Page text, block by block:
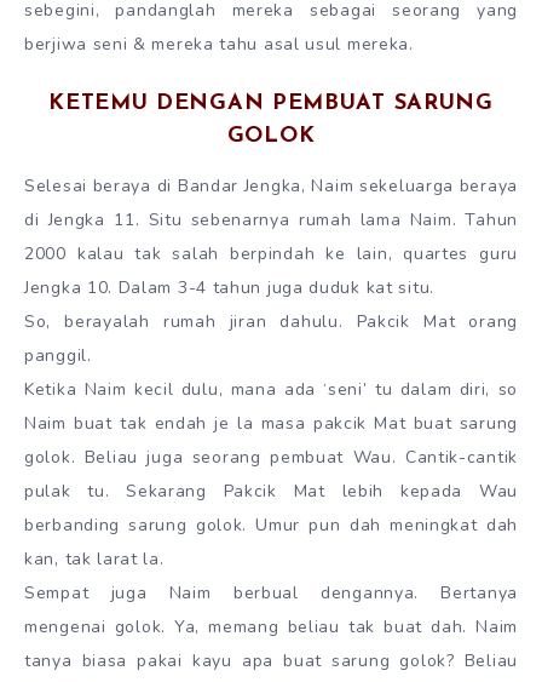
sebegini, pandanglah mereka sebagai seorang yang
berjiwa seni & mereka tahu asal usul mereka.
KETEMU DENGAN PEMBUAT SARUNG
GOLOK
Selesai beraya di Bandar Jengka, Naim sekeluarga beraya
di Jengka 11. Situ sebenarnya rumah lama Naim. Tahun
2000 kalau tak salah berpindah ke lain, quartes guru
Jengka 10. Dalam 3-4 tahun juga duduk kat situ.
So, berayalah rumah jiran dahulu. Pakcik Mat orang
panggil.
Ketika Naim kecil dulu, mana ada ‘seni’ tu dalam diri, so
Naim buat tak endah je la masa pakcik Mat buat sarung
golok. Beliau juga seorang pembuat Wau. Cantik-cantik
pulak tu. Sekarang Pakcik Mat lebih kepada Wau
berbanding sarung golok. Umur pun dah meningkat dah
kan, tak larat la.
Sempat juga Naim berbual dengannya. Bertanya
mengenai golok. Ya, memang beliau tak buat dah. Naim
tanya biasa pakai kayu apa buat sarung golok? Beliau